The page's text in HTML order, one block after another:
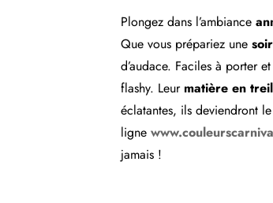
Plongez dans l’ambiance
Que vous prépariez une
d’audace. Faciles à porter
flashy. Leur matière en
éclatantes, ils deviendront
ligne
jamais !